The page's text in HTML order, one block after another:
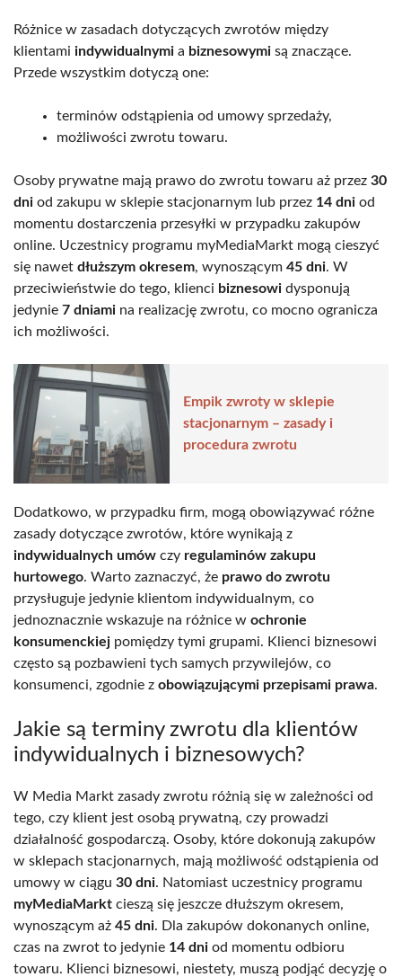
Różnice w zasadach dotyczących zwrotów między
klientami indywidualnymi a biznesowymi są znaczące.
Przede wszystkim dotyczą one:
terminów odstąpienia od umowy sprzedaży,
możliwości zwrotu towaru.
Osoby prywatne mają prawo do zwrotu towaru aż przez 30
dni od zakupu w sklepie stacjonarnym lub przez 14 dni od
momentu dostarczenia przesyłki w przypadku zakupów
online. Uczestnicy programu myMediaMarkt mogą cieszyć
się nawet dłuższym okresem, wynoszącym 45 dni. W
przeciwieństwie do tego, klienci biznesowi dysponują
jedynie 7 dniami na realizację zwrotu, co mocno ogranicza
ich możliwości.
Empik zwroty w sklepie
stacjonarnym – zasady i
procedura zwrotu
Dodatkowo, w przypadku firm, mogą obowiązywać różne
zasady dotyczące zwrotów, które wynikają z
indywidualnych umów czy regulaminów zakupu
hurtowego. Warto zaznaczyć, że prawo do zwrotu
przysługuje jedynie klientom indywidualnym, co
jednoznacznie wskazuje na różnice w ochronie
konsumenckiej pomiędzy tymi grupami. Klienci biznesowi
często są pozbawieni tych samych przywilejów, co
konsumenci, zgodnie z obowiązującymi przepisami prawa.
Jakie są terminy zwrotu dla klientów
indywidualnych i biznesowych?
W Media Markt zasady zwrotu różnią się w zależności od
tego, czy klient jest osobą prywatną, czy prowadzi
działalność gospodarczą. Osoby, które dokonują zakupów
w sklepach stacjonarnych, mają możliwość odstąpienia od
umowy w ciągu 30 dni. Natomiast uczestnicy programu
myMediaMarkt cieszą się jeszcze dłuższym okresem,
wynoszącym aż 45 dni. Dla zakupów dokonanych online,
czas na zwrot to jedynie 14 dni od momentu odbioru
towaru. Klienci biznesowi, niestety, muszą podjąć decyzję o